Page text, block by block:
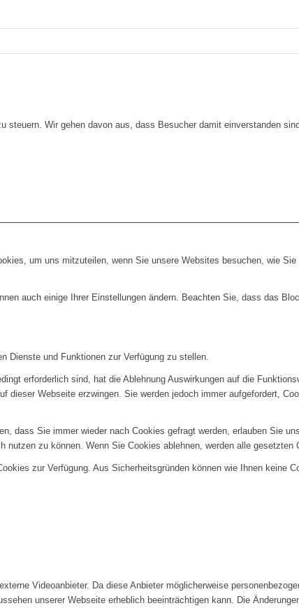
Wir gehen davon aus, dass Besucher damit einverstanden
um uns mitzuteilen, wenn Sie unsere Websites besuchen, wie
auch einige Ihrer Einstellungen ändern. Beachten Sie, dass das
Dienste und Funktionen zur Verfügung zu stellen.
erforderlich sind, hat die Ablehnung Auswirkungen auf die
dieser Webseite erzwingen. Sie werden jedoch immer aufgefordert,
dass Sie immer wieder nach Cookies gefragt werden, erlauben Sie
zu können. Wenn Sie Cookies ablehnen, werden alle gesetzten
zur Verfügung. Aus Sicherheitsgründen können wie Ihnen keine
Videoanbieter. Da diese Anbieter möglicherweise
unserer Webseite erheblich beeinträchtigen kann. Die